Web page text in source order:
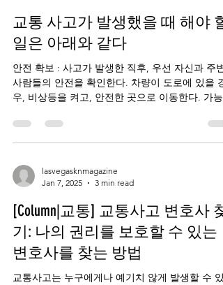
교통 사고가 발생했을 때 해야 할
일은 아래와 같다
안전 확보 : 사고가 발생한 직후, 우선 자신과 주변
사람들의 안전을 확인한다. 차량이 도로에 있을 경
우, 비상등을 켜고, 안전한 곳으로 이동한다. 가능
가 있는 경우, 응급처치를 시도하되,...
lasvegasknmagazine
Jan 7, 2025
3 min read
[Column|교통] 교통사고 변호사 찾
기: 나의 권리를 보호할 수 있는
변호사를 찾는 방법
교통사고는 누구에게나 예기치 않게 발생할 수 있